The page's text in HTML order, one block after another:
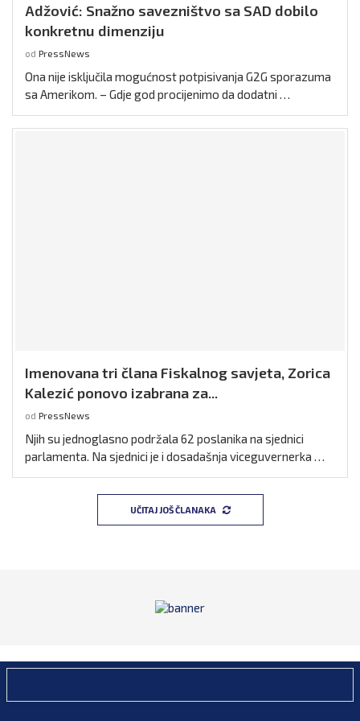
Adžović: Snažno savezništvo sa SAD dobilo
konkretnu dimenziju
od PressNews
Ona nije isključila mogućnost potpisivanja G2G sporazuma
sa Amerikom. – Gdje god procijenimo da dodatni …
Imenovana tri člana Fiskalnog savjeta, Zorica
Kalezić ponovo izabrana za...
od PressNews
Njih su jednoglasno podržala 62 poslanika na sjednici
parlamenta. Na sjednici je i dosadašnja viceguvernerka …
UČITAJ JOŠ ČLANAKA